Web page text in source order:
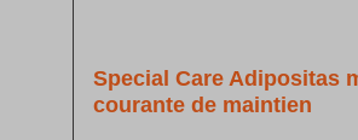
Special Care Adipositas
courante de maintien